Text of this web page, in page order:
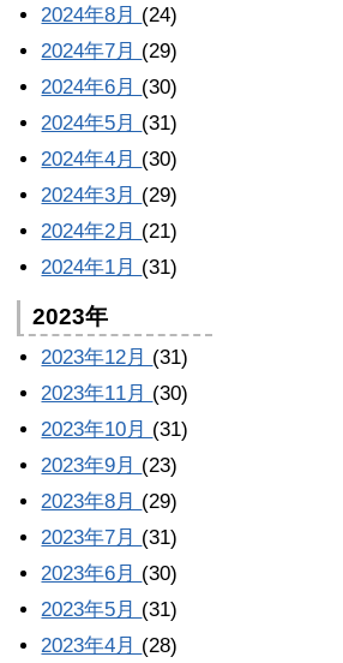
2024年8月 (24)
2024年7月 (29)
2024年6月 (30)
2024年5月 (31)
2024年4月 (30)
2024年3月 (29)
2024年2月 (21)
2024年1月 (31)
2023年
2023年12月 (31)
2023年11月 (30)
2023年10月 (31)
2023年9月 (23)
2023年8月 (29)
2023年7月 (31)
2023年6月 (30)
2023年5月 (31)
2023年4月 (28)